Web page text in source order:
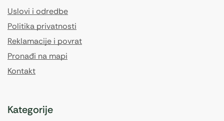
Uslovi i odredbe
Politika privatnosti
Reklamacije i povrat
Pronađi na mapi
Kontakt
Kategorije